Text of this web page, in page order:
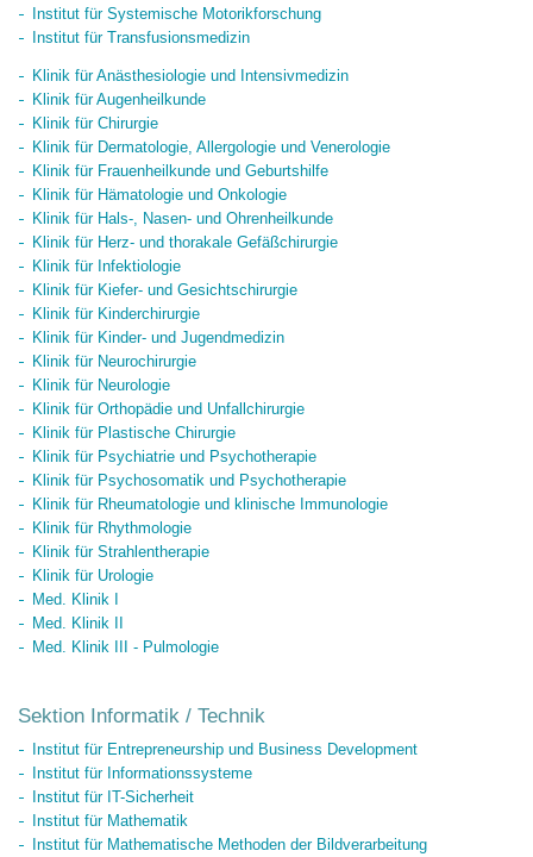
Institut für Systemische Motorikforschung
Institut für Transfusionsmedizin
Klinik für Anästhesiologie und Intensivmedizin
Klinik für Augenheilkunde
Klinik für Chirurgie
Klinik für Dermatologie, Allergologie und Venerologie
Klinik für Frauenheilkunde und Geburtshilfe
Klinik für Hämatologie und Onkologie
Klinik für Hals-, Nasen- und Ohrenheilkunde
Klinik für Herz- und thorakale Gefäßchirurgie
Klinik für Infektiologie
Klinik für Kiefer- und Gesichtschirurgie
Klinik für Kinderchirurgie
Klinik für Kinder- und Jugendmedizin
Klinik für Neurochirurgie
Klinik für Neurologie
Klinik für Orthopädie und Unfallchirurgie
Klinik für Plastische Chirurgie
Klinik für Psychiatrie und Psychotherapie
Klinik für Psychosomatik und Psychotherapie
Klinik für Rheumatologie und klinische Immunologie
Klinik für Rhythmologie
Klinik für Strahlentherapie
Klinik für Urologie
Med. Klinik I
Med. Klinik II
Med. Klinik III - Pulmologie
Sektion Informatik / Technik
Institut für Entrepreneurship und Business Development
Institut für Informationssysteme
Institut für IT-Sicherheit
Institut für Mathematik
Institut für Mathematische Methoden der Bildverarbeitung